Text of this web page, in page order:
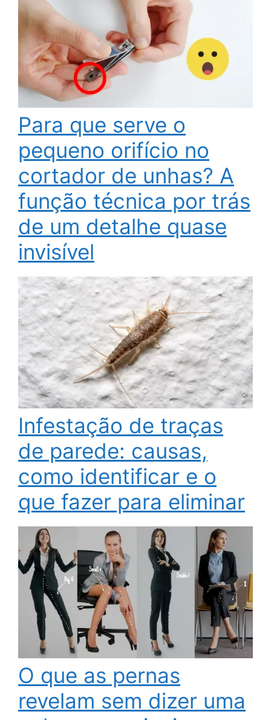
Para que serve o
pequeno orifício no
cortador de unhas? A
função técnica por trás
de um detalhe quase
invisível
Infestação de traças
de parede: causas,
como identificar e o
que fazer para eliminar
O que as pernas
revelam sem dizer uma